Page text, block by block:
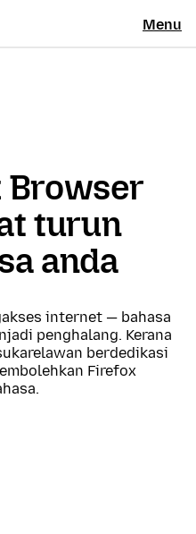
Menu
Browser
turun
anda
internet — bahasa
penghalang. Kerana
berdedikasi
Firefox